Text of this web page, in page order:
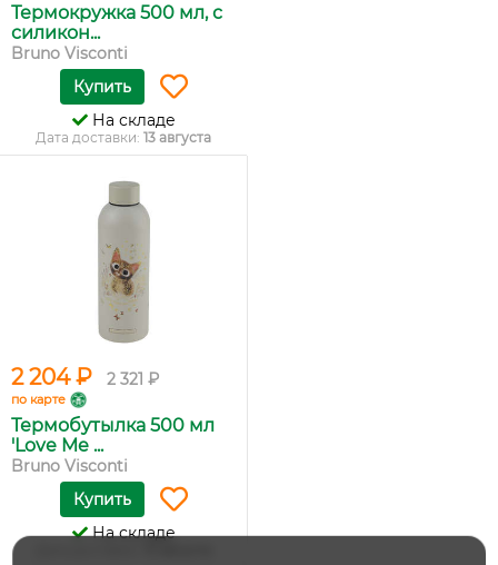
Термокружка 500 мл, с
силикон...
Bruno Visconti
Купить
На складе
Дата доставки: 13 августа
2 204 ₽ 2 321 ₽
по карте
Термобутылка 500 мл
'Love Me ...
Bruno Visconti
Купить
На складе